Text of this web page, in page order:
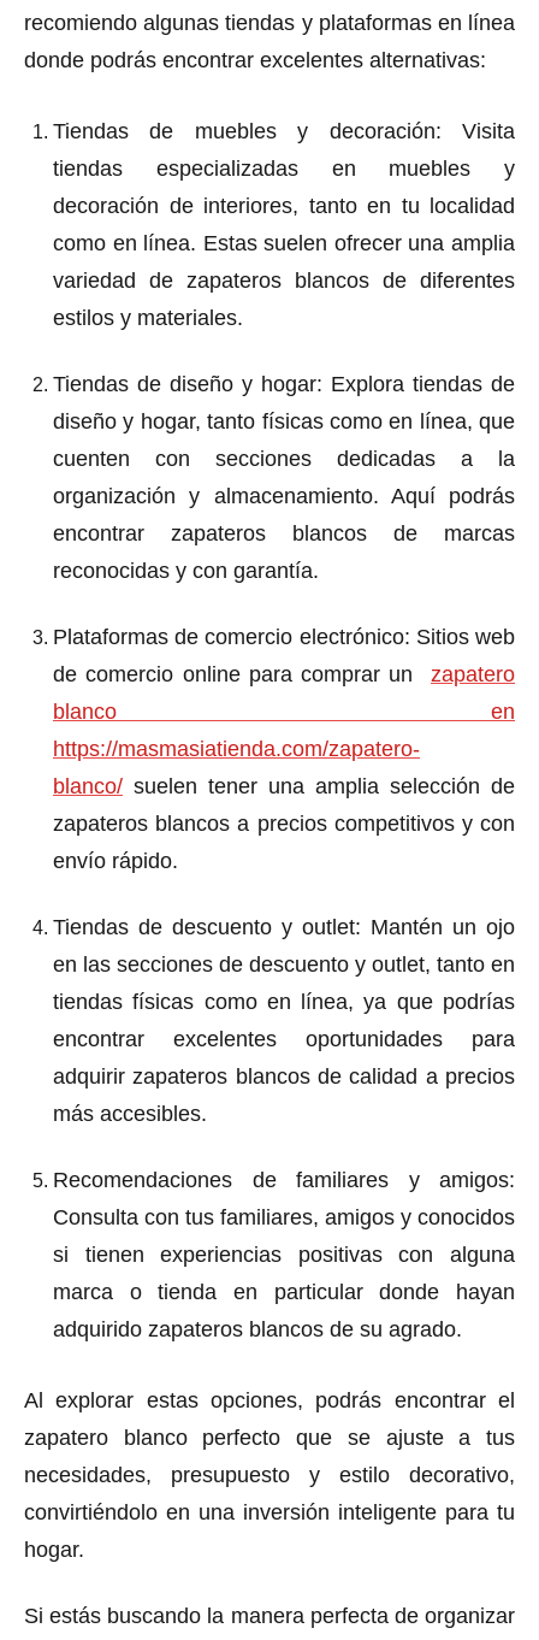
recomiendo algunas tiendas y plataformas en línea
donde podrás encontrar excelentes alternativas:
Tiendas de muebles y decoración: Visita
tiendas especializadas en muebles y
decoración de interiores, tanto en tu localidad
como en línea. Estas suelen ofrecer una amplia
variedad de zapateros blancos de diferentes
estilos y materiales.
Tiendas de diseño y hogar: Explora tiendas de
diseño y hogar, tanto físicas como en línea, que
cuenten con secciones dedicadas a la
organización y almacenamiento. Aquí podrás
encontrar zapateros blancos de marcas
reconocidas y con garantía.
Plataformas de comercio electrónico: Sitios web
de comercio online para comprar un
zapatero
blanco en
https://masmasiatienda.com/zapatero-
blanco/ suelen tener una amplia selección de
zapateros blancos a precios competitivos y con
envío rápido.
Tiendas de descuento y outlet: Mantén un ojo
en las secciones de descuento y outlet, tanto en
tiendas físicas como en línea, ya que podrías
encontrar excelentes oportunidades para
adquirir zapateros blancos de calidad a precios
más accesibles.
Recomendaciones de familiares y amigos:
Consulta con tus familiares, amigos y conocidos
si tienen experiencias positivas con alguna
marca o tienda en particular donde hayan
adquirido zapateros blancos de su agrado.
Al explorar estas opciones, podrás encontrar el
zapatero blanco perfecto que se ajuste a tus
necesidades, presupuesto y estilo decorativo,
convirtiéndolo en una inversión inteligente para tu
hogar.
Si estás buscando la manera perfecta de organizar